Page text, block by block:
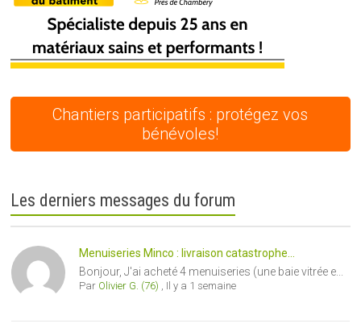
Chantiers participatifs : protégez vos
bénévoles!
Les derniers messages du forum
Menuiseries Minco : livraison catastrophe...
Bonjour, J'ai acheté 4 menuiseries (une baie vitrée e...
Par Olivier G. (76) , Il y a 1 semaine